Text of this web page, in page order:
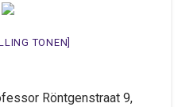
TONEN]
Röntgenstraat 9,